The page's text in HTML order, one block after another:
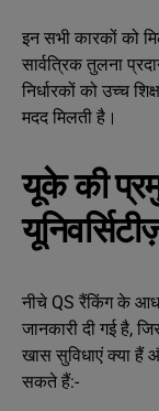
इन सभी कारकों को
सार्वत्रिक तुलना
निर्धारकों को उच्च
मदद मिलती है।
यूके की
नीचे QS रैंकिंग के
जानकारी दी गई है,
खास सुविधाएं क्या हैं
सकते हैं:-